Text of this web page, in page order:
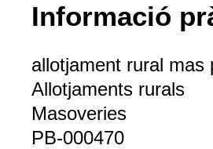
Informació
allotjament rural mas
Allotjaments rurals
Masoveries
PB-000470